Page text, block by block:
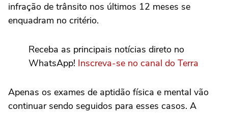
infração de trânsito nos últimos 12 meses se
enquadram no critério.
Receba as principais notícias direto no
WhatsApp! Inscreva-se no canal do Terra
Apenas os exames de aptidão física e mental vão
continuar sendo seguidos para esses casos. A